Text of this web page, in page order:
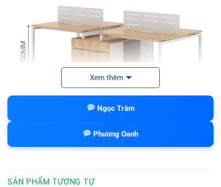
Xem thêm
Ngọc Trâm
Phương Oanh
SẢN PHẨM TƯƠNG TỰ